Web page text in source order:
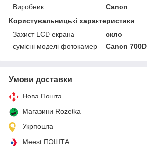
Виробник
Canon
Користувальницькі характеристики
Захист LCD екрана
скло
сумісні моделі фотокамер
Canon 700D
Умови доставки
Нова Пошта
Магазини Rozetka
Укрпошта
Meest ПОШТА